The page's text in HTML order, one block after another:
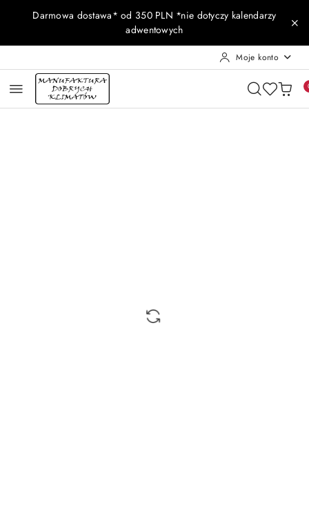
Przejdź do treści głównej
Przejdź do wyszukiwarki
Przejdź do moje konto
Przejdź do menu głównego
Przejdź do opisu produktu
Przejdź do stopki
Darmowa dostawa* od 350 PLN *nie dotyczy kalendarzy
adwentowych
Moje konto